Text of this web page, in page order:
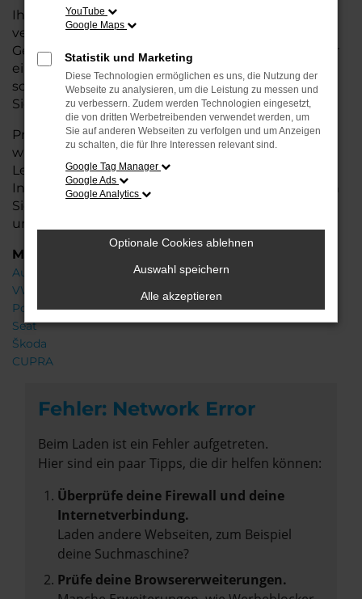
Ihr Porsche Autohaus in Achim ist Ihr
vertrauenswürdiger Partner, wenn es um
Gebrauchtwagen geht. Wir bieten Ihnen nicht nur
eine große Auswahl an geprüften Fahrzeugen,
sondern auch eine fachkundige Beratung, damit
Sie das für Sie passende Modell finden.
Profitieren Sie von unseren zusätzlichenServices
wie attraktiven Finanzierungsmöglichkeiten,
Leasingangeboten und der bequemen
Inzahlungnahme Ihres alten Fahrzeugs. Besuchen
Sie uns und überzeugen Sie sich von der Qualität
und dem Service, den wir Ihnen bieten!
Marken
Audi
VW
Porsche
Seat
Škoda
CUPRA
Fehler: Network Error
Beim Laden ist ein Fehler aufgetreten.
Hier sind ein paar Tipps, die dir helfen können:
Überprüfe deine Firewall und deine
Internetverbindung.
Laden andere Webseiten, zum Beispiel
deine Suchmaschine?
Prüfe deine Browsererweiterungen.
YouTube
Google Maps
Statistik und Marketing
Diese Technologien ermöglichen es uns, die Nutzung der
Webseite zu analysieren, um die Leistung zu messen und
zu verbessern. Zudem werden Technologien eingesetzt,
die von dritten Werbetreibenden verwendet werden, um
Sie auf anderen Webseiten zu verfolgen und um Anzeigen
zu schalten, die für Ihre Interessen relevant sind.
Google Tag Manager
Google Ads
Google Analytics
Optionale Cookies ablehnen
Auswahl speichern
Alle akzeptieren